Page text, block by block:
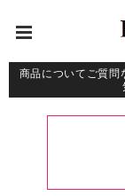
商品についてご質問